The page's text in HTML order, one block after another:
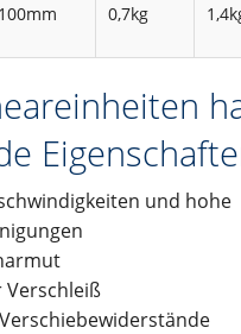
0,7kg
und hohe
Verschleiß